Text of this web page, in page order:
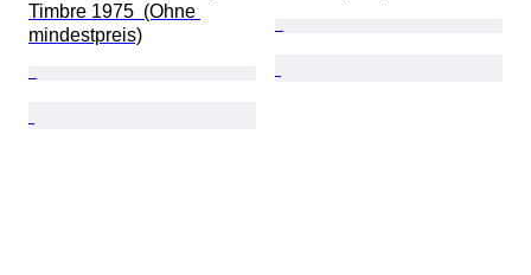
Timbre 1975  (Ohne
mindestpreis)